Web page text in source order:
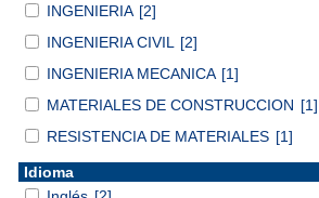
INGENIERIA [2]
INGENIERIA CIVIL
[2]
INGENIERIA MECANICA [1]
MATERIALES DE CONSTRUCCION [1]
RESISTENCIA DE MATERIALES [1]
Idioma